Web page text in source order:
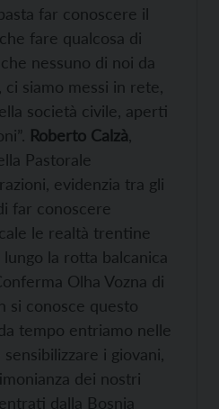
far conoscere il
fare qualcosa di
nessuno di noi da
siamo messi in rete,
società civile, aperti
Roberto Calzà
Pastorale
evidenzia tra gli
far conoscere
le realtà trentine
la rotta balcanica
Olha Vozna di
si conosce questo
tempo entriamo nelle
i giovani,
dei nostri
dalla Bosnia